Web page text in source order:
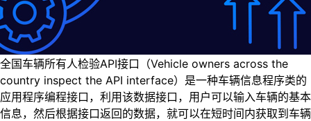
全国车辆所有人检验API接口（Vehicle owners across the
country inspect the API interface）是一种车辆信息程序类的
应用程序编程接口，利用该数据接口，用户可以输入车辆的基本
信息，然后根据接口返回的数据，就可以在短时间内获取到车辆